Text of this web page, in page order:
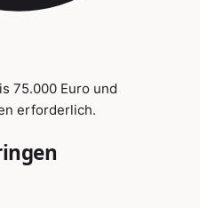
75.000 Euro und
erforderlich.